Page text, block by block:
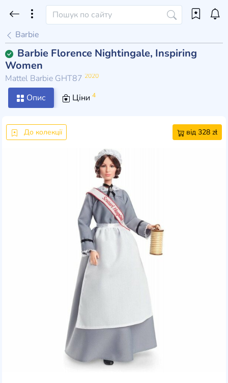
Barbie
Barbie Florence Nightingale, Inspiring
Women
Mattel Barbie GHT87 2020
Опис Ціни 4
До колекції від 328 zł